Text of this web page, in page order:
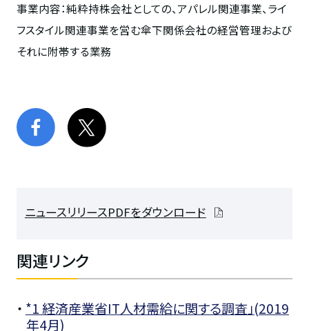
事業内容：純粋持株会社としての、アパレル関連事業、ライ
フスタイル関連事業を営む傘下関係会社の経営管理および
それに附帯する業務
ニュースリリースPDFをダウンロード
関連リンク
・ *1 経済産業省IT人材需給に関する調査」(2019
年4月)